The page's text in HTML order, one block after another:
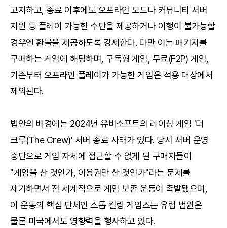
고지하고, 종료 이후에도 오프라인 모드나 커뮤니티 서버
지원 등 플레이 가능한 수단을 제공하거나 이행이 불가능할
경우엔 환불을 제공하도록 강제한다. 다만 이는 패키지를
구매하는 게임에 해당하며, 구독형 게임, 무료(F2P) 게임,
기존부터 오프라인 플레이가 가능한 게임은 적용 대상에서
제외된다.
법안의 배경에는 2024년 유비소프트의 레이싱 게임 '더
크루(The Crew)' 서버 종료 사태가 있다. 당시 서버 운영
중단으로 게임 자체에 접근할 수 없게 된 구매자들이
"게임을 산 것인가, 이용권만 산 것인가"라는 문제를
제기하면서 전 세계적으로 게임 보존 운동이 촉발됐으며,
이 운동의 핵심 단체인 스톱 킬링 게임즈는 유럽 법원은
물론 미국에서도 영향력을 행사하고 있다.